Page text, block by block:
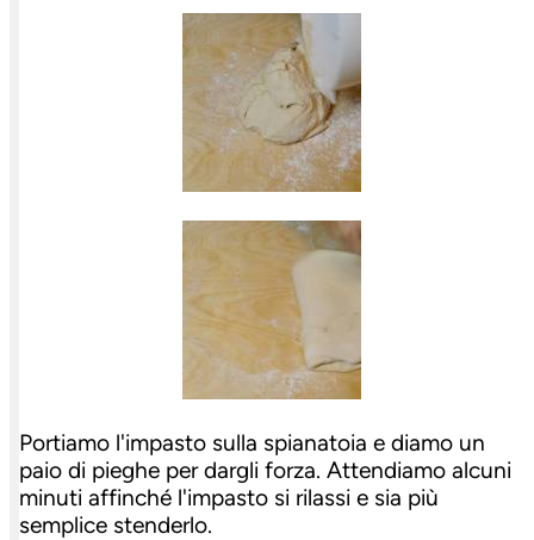
Portiamo l'impasto sulla spianatoia e diamo un
paio di pieghe per dargli forza. Attendiamo alcuni
minuti affinché l'impasto si rilassi e sia più
semplice stenderlo.